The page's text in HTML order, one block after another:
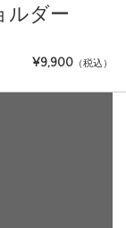
ルダー
¥9,900 （税込）